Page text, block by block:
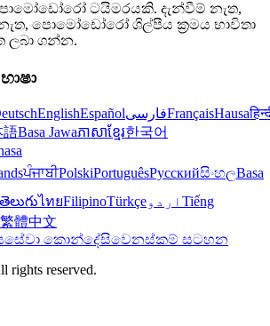
ටයිමරයකි. දැන්වීම් නැත,
පොමෝඩෝරෝ ශිල්පීය ක්‍රමය භාවිතා
ලබා ගන්න.
EnglishEspañolفارسیFrançaisHausa
語Basa Jawaភាសាខ្មែរ한국어
ਪੰਜਾਬੀPolskiPortuguêsРусскийසිංහලBasa
తెలుగుไทยFilipinoTürkçeاردو Tiếng
繁體中文
සේවා කොන්දේසිවෙනස්කම් සටහන
rights reserved.